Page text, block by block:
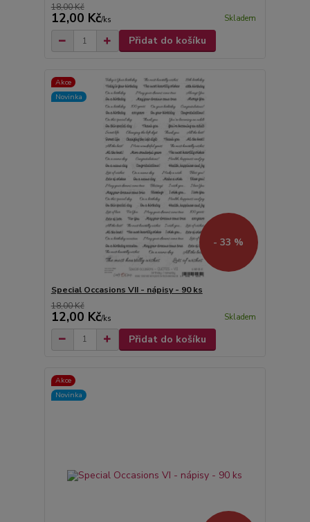
18,00 Kč
12,00 Kč/ks Skladem
Přidat do košíku
Akce
Novinka
- 33 %
Special Occasions VII - nápisy - 90 ks
18,00 Kč
12,00 Kč/ks Skladem
Přidat do košíku
Akce
Novinka